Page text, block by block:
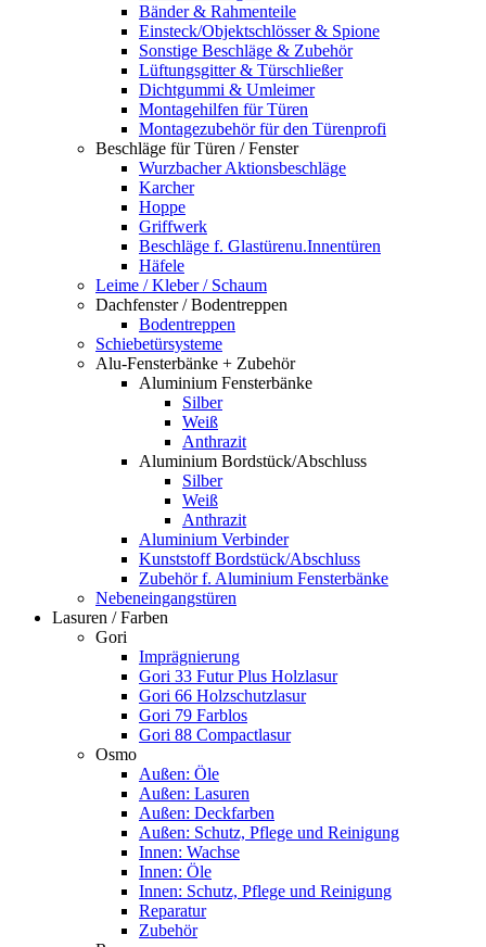
Bänder & Rahmenteile
Einsteck/Objektschlösser & Spione
Sonstige Beschläge & Zubehör
Lüftungsgitter & Türschließer
Dichtgummi & Umleimer
Montagehilfen für Türen
Montagezubehör für den Türenprofi
Beschläge für Türen / Fenster
Wurzbacher Aktionsbeschläge
Karcher
Hoppe
Griffwerk
Beschläge f. Glastürenu.Innentüren
Häfele
Leime / Kleber / Schaum
Dachfenster / Bodentreppen
Bodentreppen
Schiebetürsysteme
Alu-Fensterbänke + Zubehör
Aluminium Fensterbänke
Silber
Weiß
Anthrazit
Aluminium Bordstück/Abschluss
Silber
Weiß
Anthrazit
Aluminium Verbinder
Kunststoff Bordstück/Abschluss
Zubehör f. Aluminium Fensterbänke
Nebeneingangstüren
Lasuren / Farben
Gori
Imprägnierung
Gori 33 Futur Plus Holzlasur
Gori 66 Holzschutzlasur
Gori 79 Farblos
Gori 88 Compactlasur
Osmo
Außen: Öle
Außen: Lasuren
Außen: Deckfarben
Außen: Schutz, Pflege und Reinigung
Innen: Wachse
Innen: Öle
Innen: Schutz, Pflege und Reinigung
Reparatur
Zubehör